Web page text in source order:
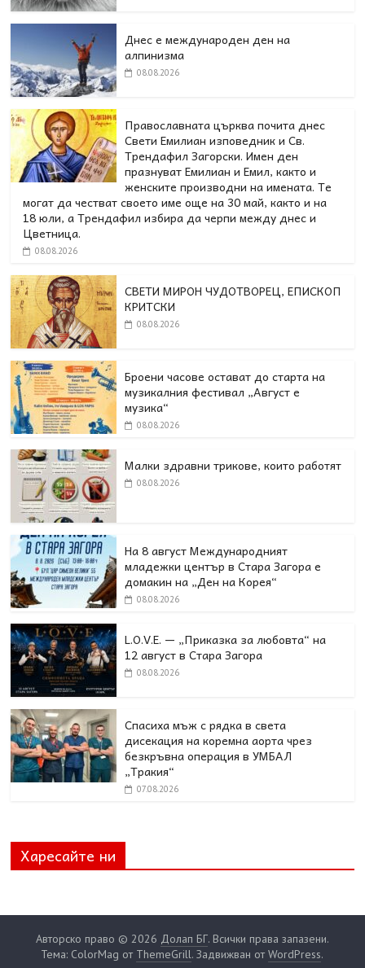
Днес е международен ден на
алпинизма
08.08.2026
Православната църква почита днес
Свети Емилиан изповедник и Св.
Трендафил Загорски. Имен ден
празнуват Емилиан и Емил, както и
женските производни на имената. Те
могат да честват своето име още на 30 май, както и на
18 юли, а Трендафил избира да черпи между днес и
Цветница.
08.08.2026
СВЕТИ МИРОН ЧУДОТВОРЕЦ, ЕПИСКОП
КРИТСКИ
08.08.2026
Броени часове остават до старта на
музикалния фестивал „Август е
музика“
08.08.2026
Малки здравни трикове, които работят
08.08.2026
На 8 август Международният
младежки център в Стара Загора е
домакин на „Ден на Корея“
08.08.2026
L.O.V.E. — „Приказка за любовта“ на
12 август в Стара Загора
08.08.2026
Спасиха мъж с рядка в света
дисекация на коремна аорта чрез
безкръвна операция в УМБАЛ
„Тракия“
07.08.2026
Харесайте ни
Авторско право © 2026 Долап БГ. Всички права запазени.
Тема: ColorMag от ThemeGrill. Задвижван отWordPress.